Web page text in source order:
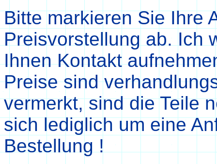
Bitte markieren Sie Ihre
Preisvorstellung ab. Ich
Ihnen Kontakt
Preise sind
vermerkt, sind die Teile
sich lediglich um eine
Bestellung !